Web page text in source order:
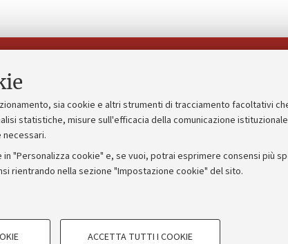
sia cookie e altri strumenti di tracciamento facoltativi
statistiche, misure sull'efficacia della comunicazione
necessari.
"Personalizza cookie" e, se vuoi, potrai esprimere consensi più
rientrando nella sezione "Impostazione cookie" del sito.
COOKIE TECNICI -
ACCETTA TUTTI I COOKIE
Bandi, gare e concorsi
Amministrazione trasparente